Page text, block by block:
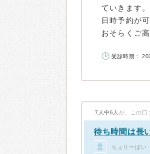
ていきます。
日時予約が
おそらくご
受診時期：
7人中6人 が、この口
待ち時間は長
ちぇりーぱい